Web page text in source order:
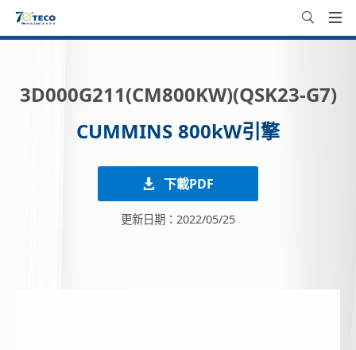
3D000G211(CM800KW)(QSK23-G7)
CUMMINS 800kW引擎
下載PDF
更新日期：2022/05/25